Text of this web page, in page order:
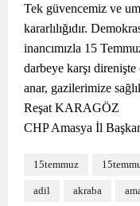
Tek güvencemiz ve
kararlılığıdır.
inancımızla 15
darbeye karşı
anar, gazilerimize
Reşat KARAGÖZ
CHP Amasya İl
15temmuz
adil akraba